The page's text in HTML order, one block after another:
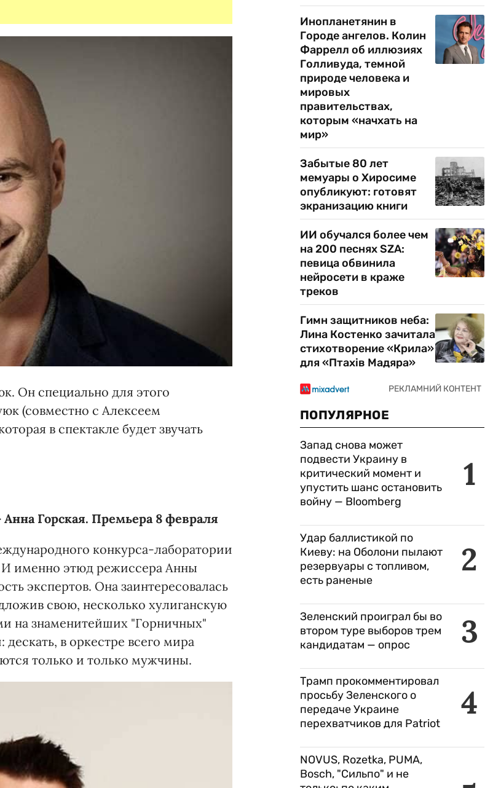
Он специально для этого
(совместно с Алексеем
в спектакле будет звучать
Горская. Премьера 8 февраля
конкурса-лаборатории
И именно этюд режиссера Анны
экспертов. Она заинтересовалась
свою, несколько хулиганскую
на знаменитейших "Горничных"
в оркестре всего мира
только и только мужчины.
Инопланетянин в
Городе ангелов. Колин
Фаррелл об иллюзиях
Голливуда, темной
природе человека и
мировых
правительствах,
которым «начхать на
мир»
Забытые 80 лет
мемуары о Хиросиме
опубликуют: готовят
экранизацию книги
ИИ обучался более чем
на 200 песнях SZA:
певица обвинила
нейросети в краже
треков
Гимн защитников неба:
Лина Костенко зачитала
стихотворение «Крила»
для «Птахів Мадяра»
ПОПУЛЯРНОЕ
1
Запад снова может
подвести Украину в
критический момент и
упустить шанс остановить
войну — Bloomberg
2
Удар баллистикой по
Киеву: на Оболони пылают
резервуары с топливом,
есть раненые
3
Зеленский проиграл бы во
втором туре выборов трем
кандидатам — опрос
4
Трамп прокомментировал
просьбу Зеленского о
передаче Украине
перехватчиков для Patriot
NOVUS, Rozetka, PUMA,
Bosch, "Сильпо" и не